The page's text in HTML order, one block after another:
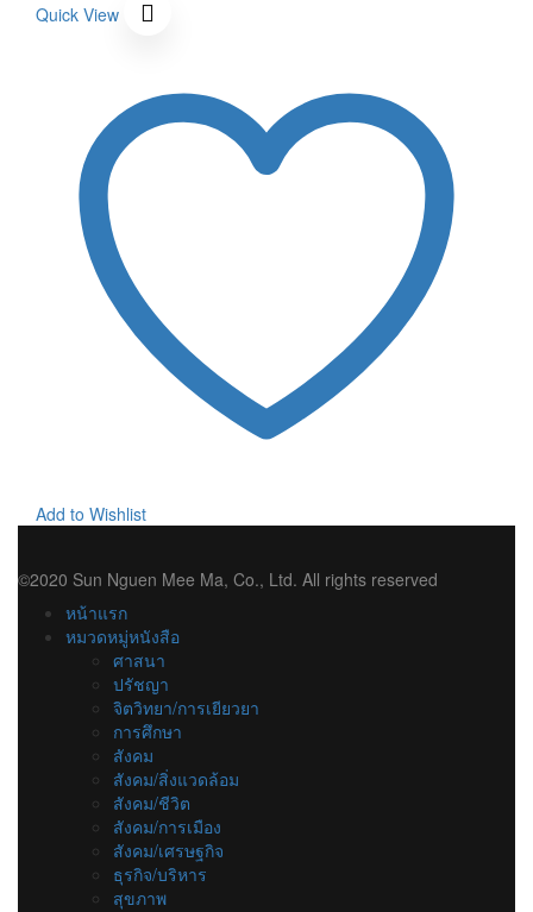
280 ฿.
252 ฿.
Quick View
Add to Wishlist
©2020 Sun Nguen Mee Ma, Co., Ltd. All rights reserved
หน้าแรก
หมวดหมู่หนังสือ
ศาสนา
ปรัชญา
จิตวิทยา/การเยียวยา
การศึกษา
สังคม
สังคม/สิ่งแวดล้อม
สังคม/ชีวิต
สังคม/การเมือง
สังคม/เศรษฐกิจ
ธุรกิจ/บริหาร
สุขภาพ